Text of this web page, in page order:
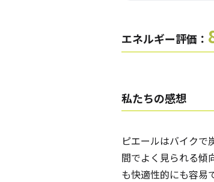
エネルギー評価：
私たちの感想
ピエールはバイクで
間でよく見られる傾
も快適性的にも容易